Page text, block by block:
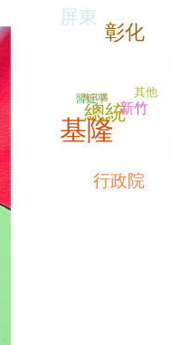
基隆
習近平 新竹
其他
陳其邁
行政院
總統
屏東
彰化